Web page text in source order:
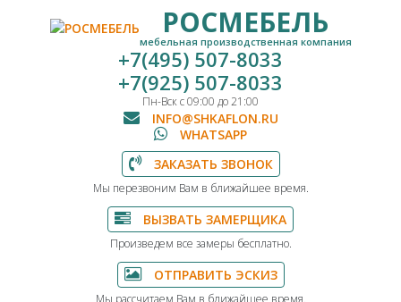
РОСМЕБЕЛЬ
мебельная производственная компания
+7(495) 507-8033
+7(925) 507-8033
Пн-Вск с 09:00 до 21:00
INFO@SHKAFLON.RU
WHATSAPP
ЗАКАЗАТЬ ЗВОНОК
Мы перезвоним Вам в ближайшее время.
ВЫЗВАТЬ ЗАМЕРЩИКА
Произведем все замеры бесплатно.
ОТПРАВИТЬ ЭСКИЗ
Мы рассчитаем Вам в ближайшее время.